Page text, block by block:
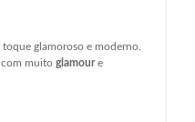
glamoroso e moderno.
com muito glamoure